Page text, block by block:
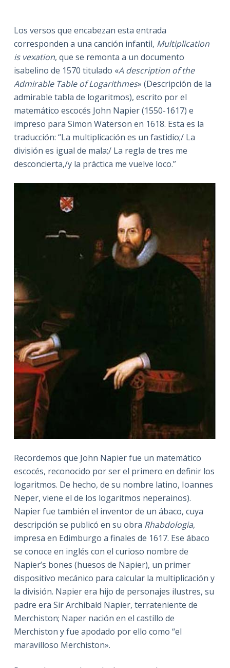
Los versos que encabezan esta entrada
corresponden a una canción infantil, Multiplication
is vexation, que se remonta a un documento
isabelino de 1570 titulado «A description of the
Admirable Table of Logarithmes» (Descripción de la
admirable tabla de logaritmos), escrito por el
matemático escocés John Napier (1550-1617) e
impreso para Simon Waterson en 1618. Esta es la
traducción: “La multiplicación es un fastidio;/ La
división es igual de mala;/ La regla de tres me
desconcierta,/y la práctica me vuelve loco.”
Recordemos que John Napier fue un matemático
escocés, reconocido por ser el primero en definir los
logaritmos. De hecho, de su nombre latino, Ioannes
Neper, viene el de los logaritmos neperainos).
Napier fue también el inventor de un ábaco, cuya
descripción se publicó en su obra Rhabdologia,
impresa en Edimburgo a finales de 1617. Ese ábaco
se conoce en inglés con el curioso nombre de
Napier’s bones (huesos de Napier), un primer
dispositivo mecánico para calcular la multiplicación y
la división. Napier era hijo de personajes ilustres, su
padre era Sir Archibald Napier, terrateniente de
Merchiston; Naper nación en el castillo de
Merchiston y fue apodado por ello como “el
maravilloso Merchiston».